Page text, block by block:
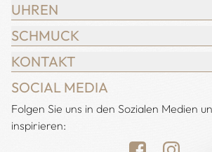
UHREN
BREITLING
CHOPARD
IWC SCHAFFHAUSEN
JACOB & CO.
LONGINES
SCHMUCK
JUWELIER CABOCHON
CHOPARD
DEMEGLIO
KONTAKT
Adresse:
Juwelier Cabochon
Alstertal EKZ, Heegbarg 31
SOCIAL MEDIA
Folgen Sie uns in den Sozialen Medien
inspirieren: